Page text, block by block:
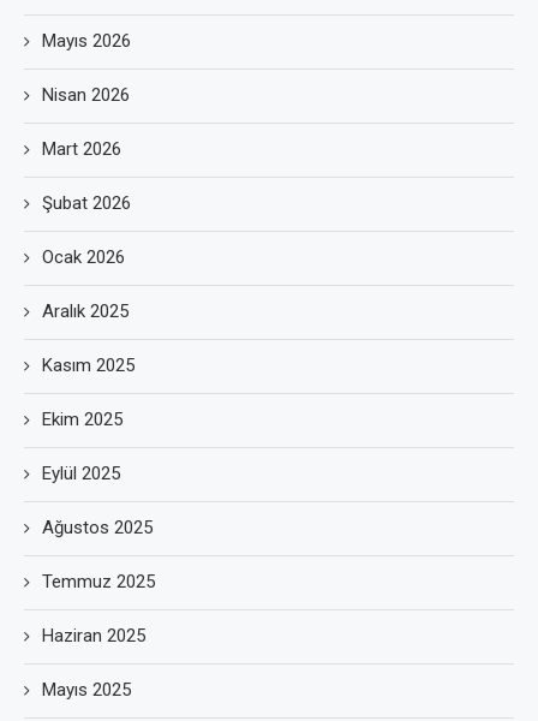
Mayıs 2026
Nisan 2026
Mart 2026
Şubat 2026
Ocak 2026
Aralık 2025
Kasım 2025
Ekim 2025
Eylül 2025
Ağustos 2025
Temmuz 2025
Haziran 2025
Mayıs 2025